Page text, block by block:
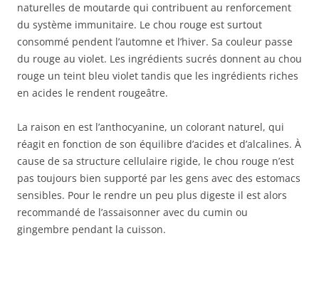
naturelles de moutarde qui contribuent au renforcement
du système immunitaire. Le chou rouge est surtout
consommé pendent l’automne et l’hiver. Sa couleur passe
du rouge au violet. Les ingrédients sucrés donnent au chou
rouge un teint bleu violet tandis que les ingrédients riches
en acides le rendent rougeâtre.
La raison en est l’anthocyanine, un colorant naturel, qui
réagit en fonction de son équilibre d’acides et d’alcalines. À
cause de sa structure cellulaire rigide, le chou rouge n’est
pas toujours bien supporté par les gens avec des estomacs
sensibles. Pour le rendre un peu plus digeste il est alors
recommandé de l’assaisonner avec du cumin ou
gingembre pendant la cuisson.